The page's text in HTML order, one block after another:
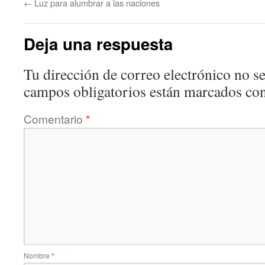
← Luz para alumbrar a las naciones
Deja una respuesta
Tu dirección de correo electrónico no
campos obligatorios están marcados
Comentario *
Nombre *